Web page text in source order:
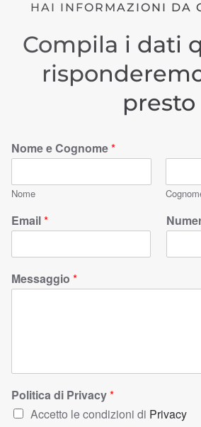
HAI INFORMAZIONI DA
Compila i dati
presto
Nome e Cognome*
Nome
Email*
Messaggio *
Politica di Privacy*
Accetto le condizioni di Privacy